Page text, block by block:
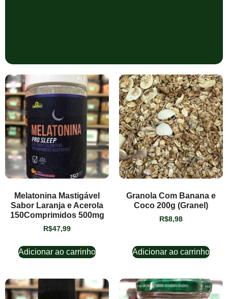
Melatonina Mastigável
Sabor Laranja e Acerola
150Comprimidos 500mg
R$47,99
Adicionar ao carrinho
Granola Com Banana e
Coco 200g (Granel)
R$8,98
Adicionar ao carrinho